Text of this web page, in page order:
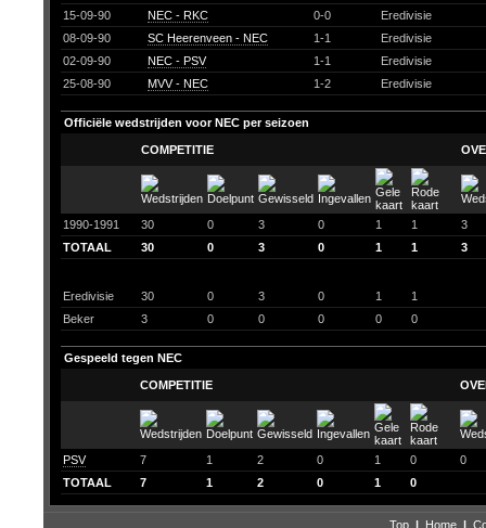
15-09-90
NEC - RKC 0-0
Eredivisie
08-09-90
SC Heerenveen - NEC 1-1
Eredivisie
02-09-90
NEC - PSV 1-1
Eredivisie
25-08-90
MVV - NEC 1-2 Eredivisie
Officiële wedstrijden voor NEC per seizoen
COMPETITIE
1990-1991 30 0 3 0 1 1
3
TOTAAL
30 0 3 0 1 1 3
Eredivisie 30 0 3 0 1
1
Beker
3 0 0 0 0 0
Gespeeld tegen NEC
COMPETITIE
PSV 7 1 2 0 1 0
0
TOTAAL
7 1 2 0 1 0
Top | Home |